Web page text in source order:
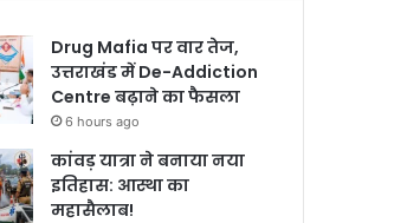
Drug Mafia पर वार तेज,
उत्तराखंड में De-Addiction
Centre बढ़ाने का फैसला
6 hours ago
कांवड़ यात्रा ने बनाया नया
इतिहास: आस्था का
महासैलाब!